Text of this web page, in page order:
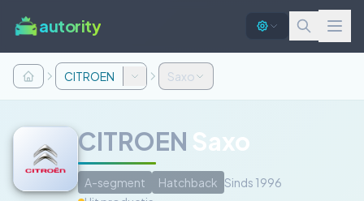
autority
CITROEN Saxo
CITROEN Saxo
A-segment Hatchback Sinds 1996